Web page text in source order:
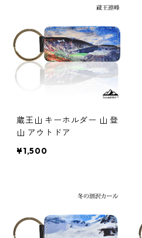
蔵王山 キーホルダー 山 登
山 アウトドア
¥1,500